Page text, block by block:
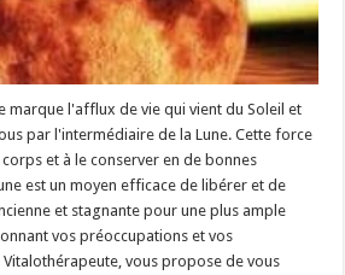
marque l'afflux de vie qui vient du Soleil et
par l'intermédiaire de la Lune. Cette force
et à le conserver en de bonnes
est un moyen efficace de libérer et de
et stagnante pour une plus ample
vos préoccupations et vos
vous propose de vous